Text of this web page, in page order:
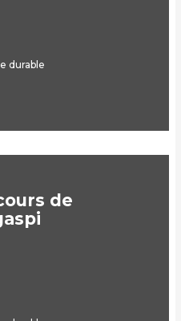
durable
de